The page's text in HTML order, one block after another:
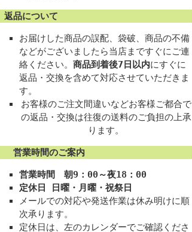
返品について
お届けした商品の誤配、袋破、商品の不備
などがございましたら当店まですぐにご連
絡ください。 商品到着後7日以内にすぐに
返品・交換を含めて対応させていただきま
す。
お客様のご注文間違いなどお客様ご都合で
の返品・交換は往復の送料のご負担の上承
ります。
営業時間のご案内
営業時間 朝9：00～夜18：00
定休日 日曜・月曜・祝祭日
メールでの対応や発送作業は休み明けに順
次承ります。
定休日は、左のカレンダーでご確認くださ